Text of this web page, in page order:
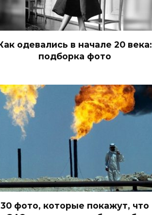
одевались в начале 20 века:
подборка фото
30 фото, которые покажут, что